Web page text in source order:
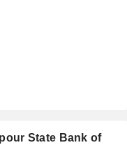
State Bank of